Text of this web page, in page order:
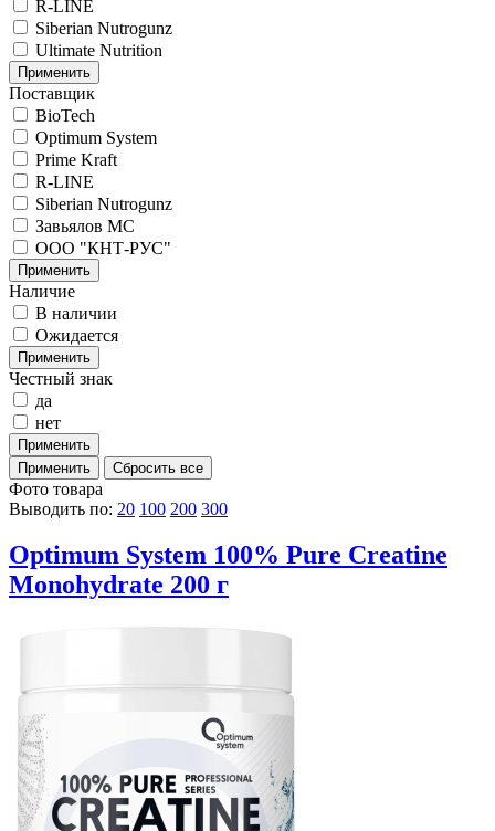
R-LINE
Siberian Nutrogunz
Ultimate Nutrition
Поставщик
BioTech
Optimum System
Prime Kraft
R-LINE
Siberian Nutrogunz
Завьялов МС
ООО "КНТ-РУС"
Наличие
В наличии
Ожидается
Честный знак
да
нет
Фото товара
Выводить по: 20 100 200 300
Optimum System 100% Pure Creatine
Monohydrate 200 г